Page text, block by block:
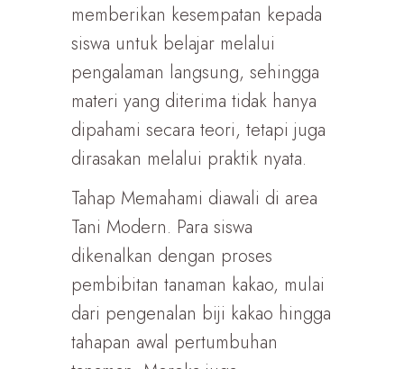
memberikan kesempatan kepada
siswa untuk belajar melalui
pengalaman langsung, sehingga
materi yang diterima tidak hanya
dipahami secara teori, tetapi juga
dirasakan melalui praktik nyata.
Tahap Memahami diawali di area
Tani Modern. Para siswa
dikenalkan dengan proses
pembibitan tanaman kakao, mulai
dari pengenalan biji kakao hingga
tahapan awal pertumbuhan